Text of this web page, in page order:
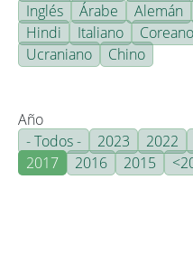
Inglés
Árabe Alemán
Hindi
Italiano Coreano
Ucraniano
Chino
Año
- Todos -
2023 2022
2017
2016 2015